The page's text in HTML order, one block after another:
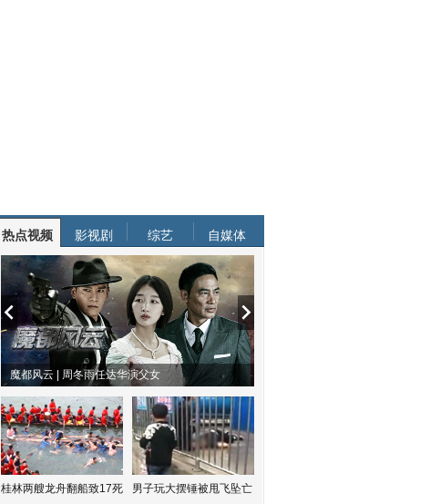
热点视频 影视剧 综艺 自媒体
魔都风云 | 周冬雨任达华演父女
桂林两艘龙舟翻船致17死 男子玩大摆锤被甩飞坠亡